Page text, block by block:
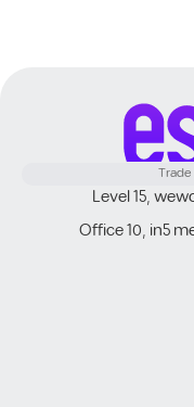
Office 10, in5